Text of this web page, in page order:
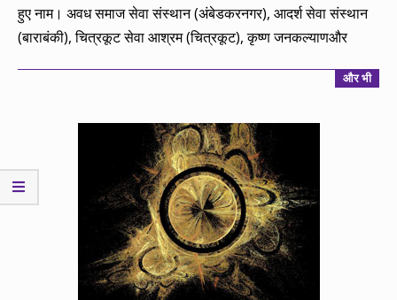
हुए नाम। अवध समाज सेवा संस्थान (अंबेडकरनगर), आदर्श सेवा संस्थान
(बाराबंकी), चित्रकूट सेवा आश्रम (चित्रकूट), कृष्ण जनकल्याणऔर
और भी